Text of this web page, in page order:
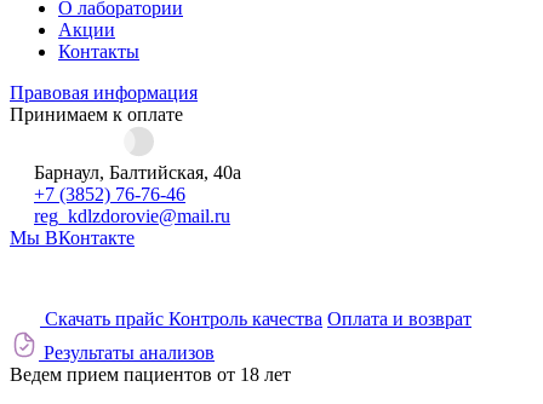
О лаборатории
Акции
Контакты
Правовая информация
Принимаем к оплате
Барнаул, Балтийская, 40а
+7 (3852) 76-76-46
reg_kdlzdorovie@mail.ru
Мы ВКонтакте
Скачать прайс Контроль качества Оплата и возврат
Результаты анализов
Ведем прием пациентов от 18 лет